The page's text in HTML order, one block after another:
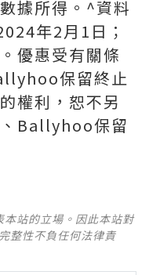
據所得。^資料
年2月1日；
優惠受有關條
保留終止
權利，恕不另
Ballyhoo保留
站的立場。因此本站對
整性不負任何法律責